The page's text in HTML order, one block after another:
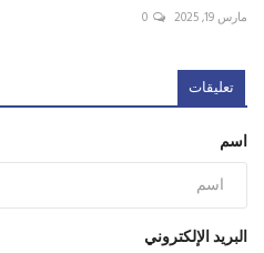
مارس 19, 2025 0
تعليقات
اسم
البريد الإلكتروني